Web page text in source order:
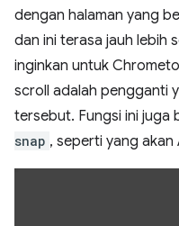
dengan halaman yang
dan ini terasa jauh lebih
inginkan untuk
scroll adalah pengganti
tersebut. Fungsi ini juga
snap , seperti yang akan